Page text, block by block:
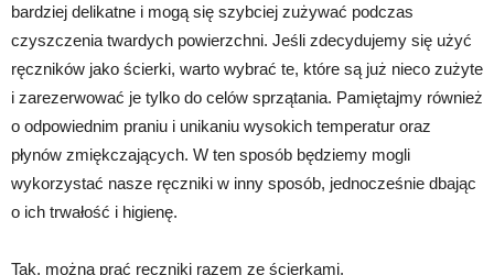
bardziej delikatne i mogą się szybciej zużywać podczas
czyszczenia twardych powierzchni. Jeśli zdecydujemy się użyć
ręczników jako ścierki, warto wybrać te, które są już nieco zużyte
i zarezerwować je tylko do celów sprzątania. Pamiętajmy również
o odpowiednim praniu i unikaniu wysokich temperatur oraz
płynów zmiękczających. W ten sposób będziemy mogli
wykorzystać nasze ręczniki w inny sposób, jednocześnie dbając
o ich trwałość i higienę.
Tak, można prać ręczniki razem ze ścierkami.